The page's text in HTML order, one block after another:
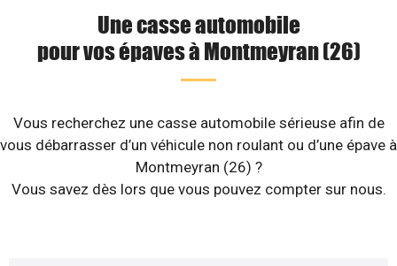
Une casse automobile
pour vos épaves à Montmeyran (26)
Vous recherchez une casse automobile sérieuse afin de
vous débarrasser d’un véhicule non roulant ou d’une épave à
Montmeyran (26) ?
Vous savez dès lors que vous pouvez compter sur nous.